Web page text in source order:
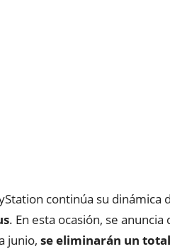
continúa su
. En esta ocasión, se
junio, se eliminarán un